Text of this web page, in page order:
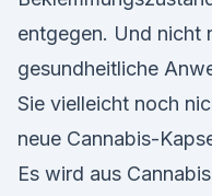
entgegen. Und nicht
gesundheitliche
Sie vielleicht noch
neue Cannabis-
Es wird aus